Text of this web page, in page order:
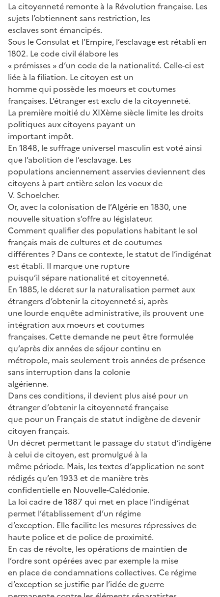
La citoyenneté remonte à la Révolution française. Les
sujets l’obtiennent sans restriction, les
esclaves sont émancipés.
Sous le Consulat et l’Empire, l’esclavage est rétabli en
1802. Le code civil élabore les
« prémisses » d’un code de la nationalité. Celle-ci est
liée à la filiation. Le citoyen est un
homme qui possède les moeurs et coutumes
françaises. L’étranger est exclu de la citoyenneté.
La première moitié du XIXème siècle limite les droits
politiques aux citoyens payant un
important impôt.
En 1848, le suffrage universel masculin est voté ainsi
que l’abolition de l’esclavage. Les
populations anciennement asservies deviennent des
citoyens à part entière selon les voeux de
V. Schoelcher.
Or, avec la colonisation de l’Algérie en 1830, une
nouvelle situation s’offre au législateur.
Comment qualifier des populations habitant le sol
français mais de cultures et de coutumes
différentes ? Dans ce contexte, le statut de l’indigénat
est établi. Il marque une rupture
puisqu’il sépare nationalité et citoyenneté.
En 1885, le décret sur la naturalisation permet aux
étrangers d’obtenir la citoyenneté si, après
une lourde enquête administrative, ils prouvent une
intégration aux moeurs et coutumes
françaises. Cette demande ne peut être formulée
qu’après dix années de séjour continu en
métropole, mais seulement trois années de présence
sans interruption dans la colonie
algérienne.
Dans ces conditions, il devient plus aisé pour un
étranger d’obtenir la citoyenneté française
que pour un Français de statut indigène de devenir
citoyen français.
Un décret permettant le passage du statut d’indigène
à celui de citoyen, est promulgué à la
même période. Mais, les textes d’application ne sont
rédigés qu’en 1933 et de manière très
confidentielle en Nouvelle-Calédonie.
La loi cadre de 1887 qui met en place l’indigénat
permet l’établissement d’un régime
d’exception. Elle facilite les mesures répressives de
haute police et de police de proximité.
En cas de révolte, les opérations de maintien de
l’ordre sont opérées avec par exemple la mise
en place de condamnations collectives. Ce régime
d’exception se justifie par l’idée de guerre